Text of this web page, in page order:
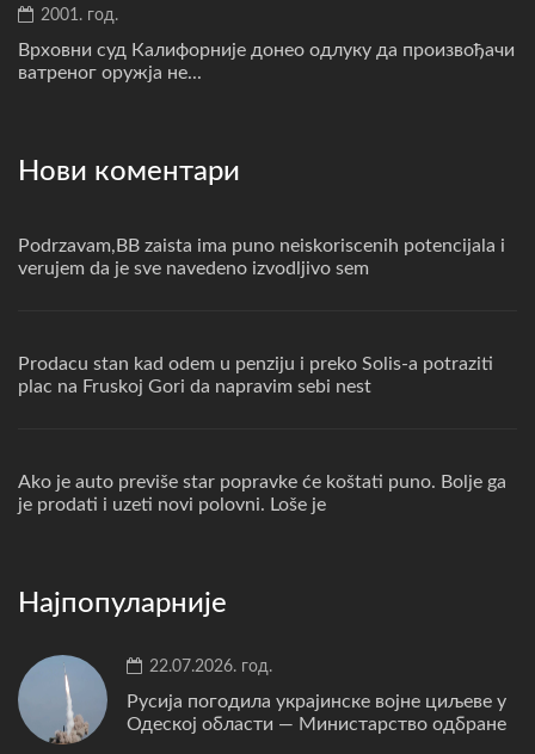
2001. год.
Врховни суд Калифорније донео одлуку да произвођачи
ватреног оружја не...
Нови коментари
Podrzavam,BB zaista ima puno neiskoriscenih potencijala i
verujem da je sve navedeno izvodljivo sem
Prodacu stan kad odem u penziju i preko Solis-a potraziti
plac na Fruskoj Gori da napravim sebi nest
Ako je auto previše star popravke će koštati puno. Bolje ga
je prodati i uzeti novi polovni. Loše je
Најпопуларније
22.07.2026. год.
Русија погодила украјинске војне циљеве у
Одеској области — Министарство одбране